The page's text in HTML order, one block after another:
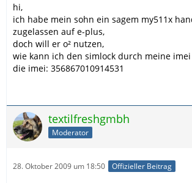
hi,
ich habe mein sohn ein sagem my511x
zugelassen auf e-plus,
doch will er o² nutzen,
wie kann ich den simlock durch meine
die imei: 356867010914531
textilfreshgmbh
Moderator
28. Oktober 2009 um 18:50 Offizieller Beitrag